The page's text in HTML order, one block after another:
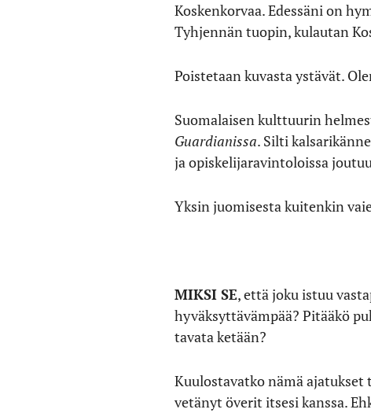
Koskenkorvaa. Edessäni on
Tyhjennän tuopin, kulautan
Poistetaan kuvasta ystävät.
Suomalaisen kulttuurin
Guardianissa. Silti
ja opiskelijaravintoloissa
Yksin juomisesta kuitenkin
MIKSI SE, että joku istuu
hyväksyttävämpää? Pitääkö
tavata ketään?
Kuulostavatko nämä
vetänyt överit itsesi kanssa.